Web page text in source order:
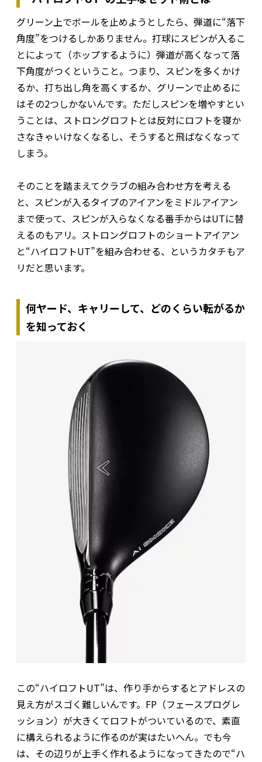
グリーン上でボールを止めようとしたら、弾道に“落下
角度”をつけるしかありません。打球にスピンが入るこ
とによって（ホップするように）弾道が高くなって落
下角度がつくということ。つまり、スピンを多くかけ
るか、打ち出し角を高くするか、グリーンで止めるに
はその2つしかないんです。ただしスピンを増やすとい
うことは、ストロングロフトとは反対にロフトを寝か
さなきゃいけなくなるし、そうすると飛ばなくなって
しまう。
そのことを踏まえてクラブの組み合わせ方を考える
と、スピンが入るタイプのアイアンをミドルアイアン
まで使って、スピンが入らなくなる番手からはUTに替
えるのもアリ。ストロングロフトのショートアイアン
と“ハイロフトUT”を組み合わせる、というカタチもア
リだと思います。
何ヤード、キャリーして、どのくらい転がるか
を知っておく
この“ハイロフトUT”は、作り手からするとアドレスの
見え方がスゴく難しいんです。FP（フェースプログレ
ッション）が大きくてロフトがついているので、素直
に構えられるように作るのが実はたいへん。でも今
は、その辺りが上手く作れるようになってきたので“ハ